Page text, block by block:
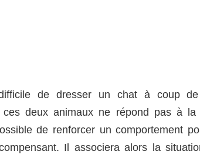
de dresser un chat à coup
ces deux animaux ne répond pas à
de renforcer un comportement
Il associera alors la